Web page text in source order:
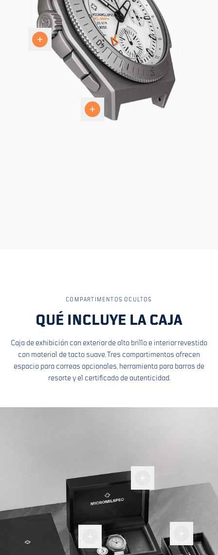
Corona
Titanio
grado
COMPARTIMENTOS OCULTOS
QUÉ INCLUYE LA CAJA
Caja de exhibición con exterior de alto brillo e interior revestido
con material de tacto suave. Tres compartimentos ofrecen
espacio para correas opcionales, herramienta para barras de
resorte y el certificado de autenticidad.
Caja de
exhibición
Espacio
más
Etiqueta
garantía